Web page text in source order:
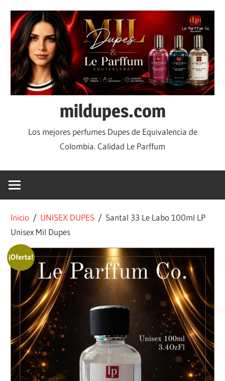
mildupes.com
Los mejores perfumes Dupes de Equivalencia de
Colombia. Calidad Le Parffum
Inicio / UNISEX DUPES / Santal 33 Le Labo 100ml LP
Unisex Mil Dupes
¡Oferta!